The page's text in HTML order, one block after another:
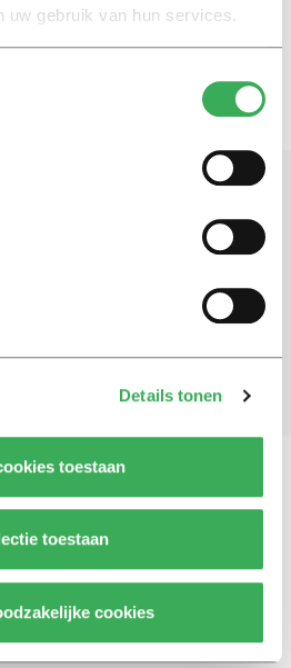
uw gebruik van hun services.
Details tonen
toestaan
toestaan
cookies
april 2019
je aan voor de nieuwsbrief van
Aanmelden
of tips?
Adverteren Werken bij Contact